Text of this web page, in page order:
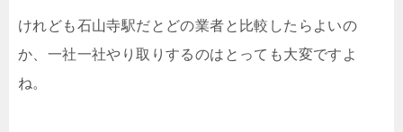
けれども石山寺駅だとどの業者と比較したらよいの
か、一社一社やり取りするのはとっても大変ですよ
ね。